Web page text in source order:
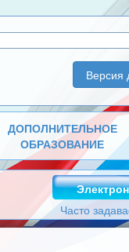
Версия
ДОПОЛНИТЕЛЬНОЕ
ОБРАЗОВАНИЕ
Часто